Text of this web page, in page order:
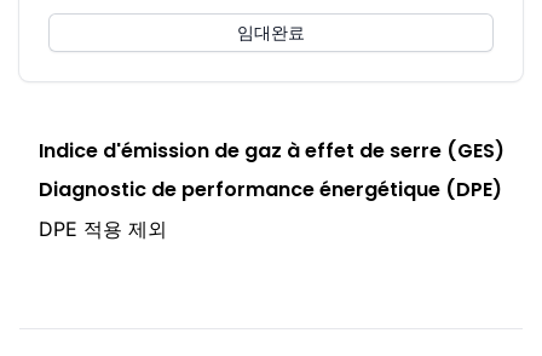
임대완료
Indice d'émission de gaz à effet de serre (GES)
Diagnostic de performance énergétique (DPE)
DPE 적용 제외